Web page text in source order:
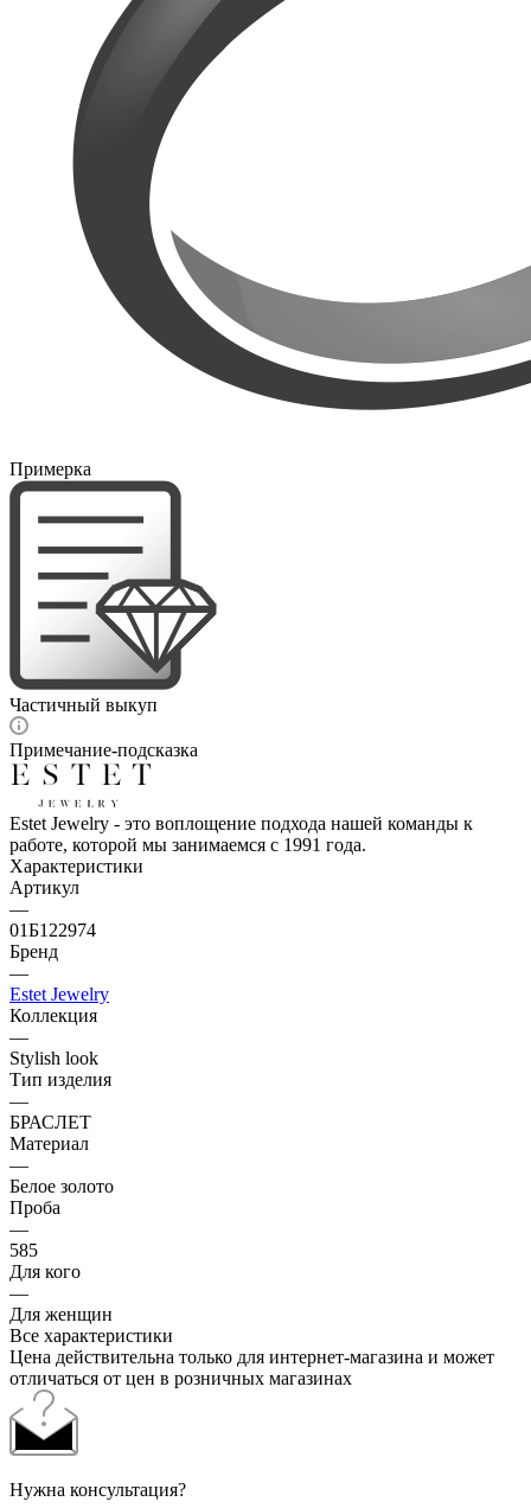
Примерка
Частичный выкуп
Примечание-подсказка
Estet Jewelry - это воплощение подхода нашей команды к
работе, которой мы занимаемся с 1991 года.
Характеристики
Артикул
—
01Б122974
Бренд
—
Estet Jewelry
Коллекция
—
Stylish look
Тип изделия
—
БРАСЛЕТ
Материал
—
Белое золото
Проба
—
585
Для кого
—
Для женщин
Все характеристики
Цена действительна только для интернет-магазина и может
отличаться от цен в розничных магазинах
Нужна консультация?